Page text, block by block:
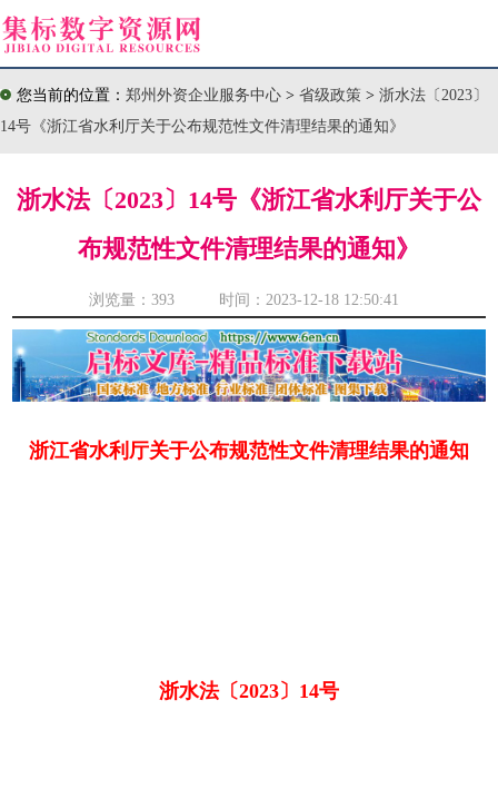
您当前的位置： 郑州外资企业服务中心 > 省级政策 > 浙水法〔2023〕
14号《浙江省水利厅关于公布规范性文件清理结果的通知》
浙水法〔2023〕14号《浙江省水利厅关于公
布规范性文件清理结果的通知》
浏览量： 393 时间：2023-12-18 12:50:41
浙江省水利厅关于公布规范性文件清理结果的通知
浙水法〔2023〕14号